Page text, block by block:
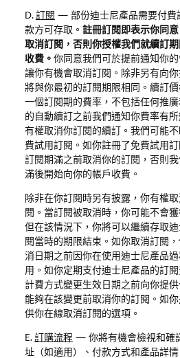
D.訂閱 — 部份迪士尼產品需要付
款方可存取。 註冊訂閱即表示你同
取消訂閱，否則你授權我們就續訂
收費。 你同意我們可於提前通知你
讓你有機會取消訂閱。除非另有向
將與你最初的訂閱期限相同。續訂
一個訂閱期的費率，不包括任何推
的自動續訂之前我們通知你費率有
有權取消你訂閱的續訂。我們可能
費試用訂閱。如你註冊了免費試用
訂閱期滿之前取消你的訂閱，否則
滿後開始向你的帳戶收費。
除非在你訂閱時另有披露，你有權
閱。當訂閱被取消時，你可能不會
但在該情況下，你將可以繼續存取
閱當時的期限結束。如你取消訂閱
消日期之前因你在使用迪士尼產品
用。如你定期支付迪士尼產品的訂
計費方式變更生效日期之前向你提
能夠在該變更前取消你的訂閱。如
供你在線取消訂閱的選項。
E.訂購流程 — 你將有機會檢視和確
址（如適用）、付款方式和產品詳